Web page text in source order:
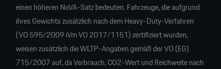
einen höheren NoVA-Satz bedeuten. Fahrzeuge, die aufgrund
ihres Gewichts zusätzlich nach dem Heavy-Duty-Verfahren
(VO 595/2009 iVm VO 2017/1151) zertifiziert wurden,
weisen zusätzlich die WLTP-Angaben gemäß der VO (EG)
715/2007 auf, da Verbrauch, CO2-Wert und Reichweite nach